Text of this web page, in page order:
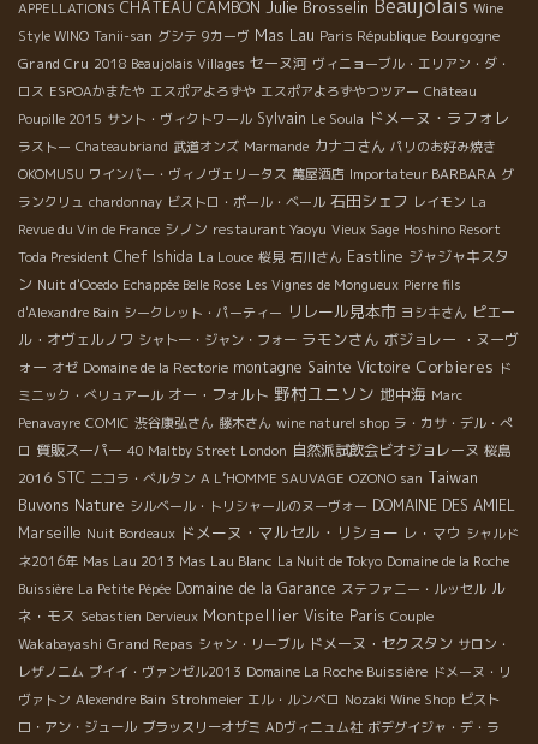
APPELLATIONS CHÂTEAU CAMBON Julie Brosselin Beaujolais Wine
Style WINO Tanii-san グシテ 9カーヴ Mas Lau Paris République Bourgogne
Grand Cru 2018 Beaujolais Villages セーヌ河 ヴィニョーブル・エリアン・ダ・
ロス ESPOAかまたや エスポアよろずや エスポアよろずやつツアー Château
Poupille 2015 サント・ヴィクトワール Sylvain Le Soula ドメーヌ・ラフォレ
ラストー Chateaubriand 武道オンズ Marmande カナコさん パリのお好み焼き
OKOMUSU ワインバー・ヴィノヴェリータス 萬屋酒店 Importateur BARBARA グ
ランクリュ chardonnay ビストロ・ポール・ベール 石田シェフ レイモン La
Revue du Vin de France シノン restaurant Yaoyu Vieux Sage Hoshino Resort
Toda President Chef Ishida La Louce 桜見 石川さん Eastline ジャジャキスタ
ン Nuit d'Ooedo Echappée Belle Rose Les Vignes de Mongueux Pierre fils
d'Alexandre Bain シークレット・パーティー リレール見本市 ヨシキさん ピエー
ル・オヴェルノワ シャトー・ジャン・フォー ラモンさん ボジョレー ・ヌーヴ
ォー オゼ Domaine de la Rectorie montagne Sainte Victoire Corbieres ド
ミニック・べリュアール オー・フォルト 野村ユニソン 地中海 Marc
Penavayre COMIC 渋谷康弘さん 藤木さん wine naturel shop ラ・カサ・デル・ぺ
ロ 質販スーパー 40 Maltby Street London 自然派試飲会ビオジョレーヌ 桜島
2016 STC ニコラ・ベルタン A L’HOMME SAUVAGE OZONO san Taiwan
Buvons Nature シルベール・トリシャールのヌーヴォー DOMAINE DES AMIEL
Marseille Nuit Bordeaux ドメーヌ・マルセル・リショー レ・マウ シャルド
ネ2016年 Mas Lau 2013 Mas Lau Blanc La Nuit de Tokyo Domaine de la Roche
Buissière La Petite Pépée Domaine de la Garance ステファニー・ルッセル ル
ネ・モス Sebastien Dervieux Montpellier Visite Paris Couple
Wakabayashi Grand Repas シャン・リーブル ドメーヌ・セクスタン サロン・
レザノニム プイイ・ヴァンゼル2013 Domaine La Roche Buissière ドメーヌ・リ
ヴァトン Alexendre Bain Strohmeier エル・ルンベロ Nozaki Wine Shop ビスト
ロ・アン・ジュール ブラッスリーオザミ ADヴィニュム社 ボデグイジャ・デ・ラ